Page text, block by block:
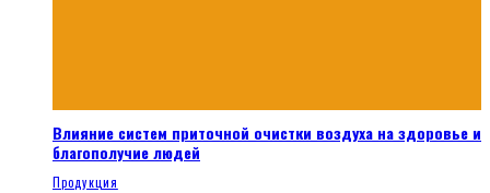
Влияние систем приточной очистки воздуха на здоровье и
благополучие людей
Продукция